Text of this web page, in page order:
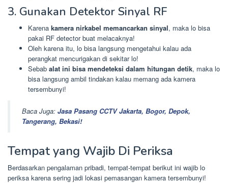
3. Gunakan Detektor Sinyal RF
Karena kamera nirkabel memancarkan sinyal, maka lo bisa
pakai RF detector buat melacaknya!
Oleh karena itu, lo bisa langsung mengetahui kalau ada
perangkat mencurigakan di sekitar lo!
Sebab alat ini bisa mendeteksi dalam hitungan detik, maka lo
bisa langsung ambil tindakan kalau memang ada kamera
tersembunyi!
Baca Juga: Jasa Pasang CCTV Jakarta, Bogor, Depok,
Tangerang, Bekasi!
Tempat yang Wajib Di Periksa
Berdasarkan pengalaman pribadi, tempat-tempat berikut ini wajib lo
periksa karena sering jadi lokasi pemasangan kamera tersembunyi!